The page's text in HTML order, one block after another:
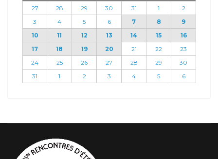
27
28 29 30 31 1
2
3
4 5 6 7 8
9
10
11 12 13 14 15
16
17
18 19 20 21 22
23
24
25 26 27 28 29
30
31
1 2 3 4 5 6